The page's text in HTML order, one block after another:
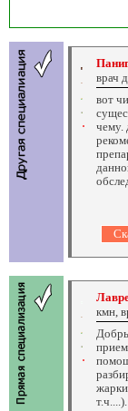
врач
вот
чему.
кмн,